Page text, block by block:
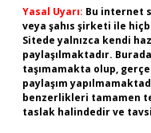
Yasal Uyarı: Bu internet
veya şahıs şirketi ile
Sitede yalnızca kendi
paylaşılmaktadır.
taşımamakta olup,
paylaşım
benzerlikleri tamamen
taslak halindedir ve